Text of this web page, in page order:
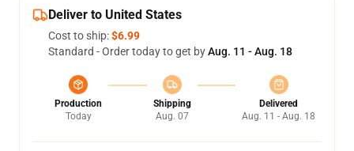
Deliver to United States
Cost to ship:$6.99
Standard - Order today to get byAug. 11 - Aug. 18
Production
Today
Shipping
Aug. 07
Delivered
Aug. 11 - Aug. 18